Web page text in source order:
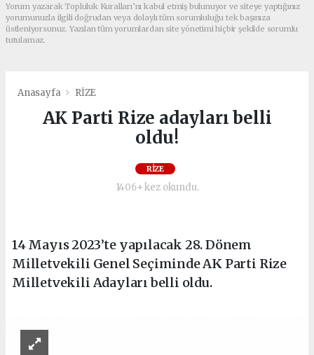
Yorum yazarak Topluluk Kuralları’nı kabul etmiş bulunuyor ve siteye yaptığınız
yorumunuzla ilgili doğrudan veya dolaylı tüm sorumluluğu tek başınıza
üstleniyorsunuz. Yazılan tüm yorumlardan site yönetimi hiçbir şekilde sorumlu
tutulamaz.
Anasayfa RİZE
AK Parti Rize adayları belli
oldu!
RİZE
1406+ kez okundu.
14 Mayıs 2023’te yapılacak 28. Dönem
Milletvekili Genel Seçiminde AK Parti Rize
Milletvekili Adayları belli oldu.